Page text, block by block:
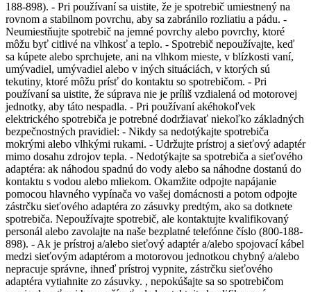
188-898). - Pri používaní sa uistite, že je spotrebič umiestnený na
rovnom a stabilnom povrchu, aby sa zabránilo rozliatiu a pádu. -
Neumiestňujte spotrebič na jemné povrchy alebo povrchy, ktoré
môžu byť citlivé na vlhkosť a teplo. - Spotrebič nepoužívajte, keď
sa kúpete alebo sprchujete, ani na vlhkom mieste, v blízkosti vaní,
umývadiel, umývadiel alebo v iných situáciách, v ktorých sú
tekutiny, ktoré môžu prísť do kontaktu so spotrebičom. - Pri
používaní sa uistite, že súprava nie je príliš vzdialená od motorovej
jednotky, aby táto nespadla. - Pri používaní akéhokoľvek
elektrického spotrebiča je potrebné dodržiavať niekoľko základných
bezpečnostných pravidiel: - Nikdy sa nedotýkajte spotrebiča
mokrými alebo vlhkými rukami. - Udržujte prístroj a sieťový adaptér
mimo dosahu zdrojov tepla. - Nedotýkajte sa spotrebiča a sieťového
adaptéra: ak náhodou spadnú do vody alebo sa náhodne dostanú do
kontaktu s vodou alebo mliekom. Okamžite odpojte napájanie
pomocou hlavného vypínača vo vašej domácnosti a potom odpojte
zástrčku sieťového adaptéra zo zásuvky predtým, ako sa dotknete
spotrebiča. Nepoužívajte spotrebič, ale kontaktujte kvalifikovaný
personál alebo zavolajte na naše bezplatné telefónne číslo (800-188-
898). - Ak je prístroj a/alebo sieťový adaptér a/alebo spojovací kábel
medzi sieťovým adaptérom a motorovou jednotkou chybný a/alebo
nepracuje správne, ihneď prístroj vypnite, zástrčku sieťového
adaptéra vytiahnite zo zásuvky. , nepokúšajte sa so spotrebičom